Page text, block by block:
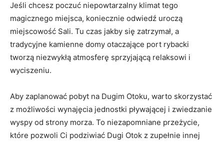
Jeśli chcesz poczuć niepowtarzalny klimat tego
⁤magicznego miejsca, koniecznie odwiedź uroczą
miejscowość⁣ Sali. Tu czas jakby się zatrzymał, a⁢
tradycyjne kamienne domy otaczające​ port‍ rybacki
tworzą ​niezwykłą atmosferę sprzyjającą relaksowi i
wyciszeniu.
Aby zaplanować pobyt na Dugim Otoku, warto skorzystać
z możliwości wynajęcia jednostki‍ pływającej i zwiedzanie
wyspy⁣ od strony ​morza. ⁤To niezapomniane przeżycie,
które pozwoli Ci podziwiać ​Dugi Otok z zupełnie innej